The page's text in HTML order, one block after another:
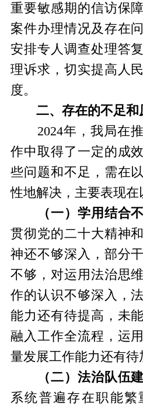
重要敏感期的信访保
案件办理情况及存在
安排专人调查处理答
理诉求，切实提高人
度。
二、存在的不足和
2024年，我局在推
作中取得了一定的成
些问题和不足，需在
性地解决，主要表现在
（一）学用结合
贯彻党的二十大精神
神还不够深入，部分
不够，对运用法治思
作的认识不够深入，
能力还有待提高，未
融入工作全流程，运
量发展工作能力还有待
（二）法治队伍
系统普遍存在职能